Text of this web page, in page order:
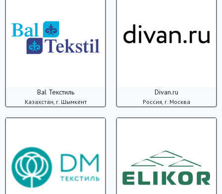
Bal Текстиль
Казахстан, г. Шымкент
Divan.ru
Россия, г. Москва